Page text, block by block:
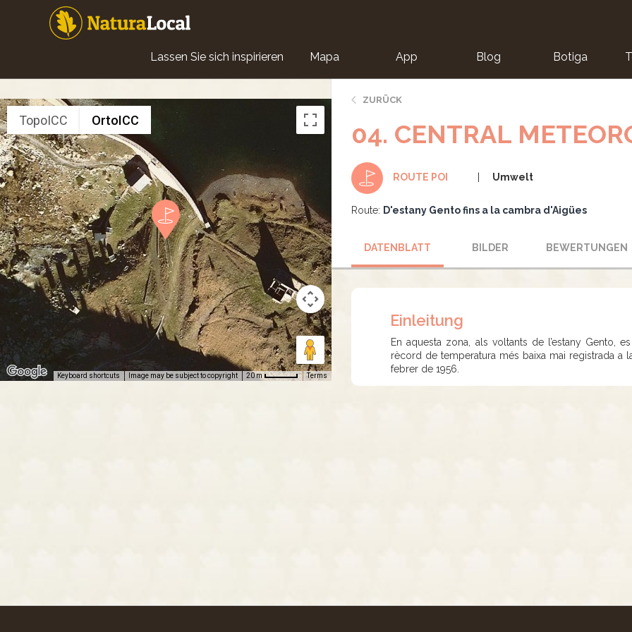
Main
navigation
Lassen Sie sich inspirieren Mapa App Blog Botiga
TopoICC OrtoICC
Keyboard shortcuts Image may be subject to copyright 20 m Terms
ZURÜCK
04. CENTRAL
ROUTE POI Umwelt
Route: D'estany Gento fins a la cambra d'Aigües
DATENBLATT BILDER BEWERTUNGEN
Einleitung
En aquesta zona, als voltants de l’estany Gento,
rècord de temperatura més baixa mai registrada a
febrer de 1956.